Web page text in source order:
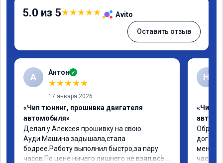
5.0 из 5★★★★★ Avito
Оставить отзыв
А Антон ✓
★★★★★
17 января 2026
«Чип тюнинг, прошивка двигателя
автомобиля»
Делал у Алексея прошивку на свою
Ауди.Машина задышала,стала
бодрее.Работу выполнил быстро,за пару
часов.По цене ничего лишнего не взял,всё
Н
«Чип
меня
час